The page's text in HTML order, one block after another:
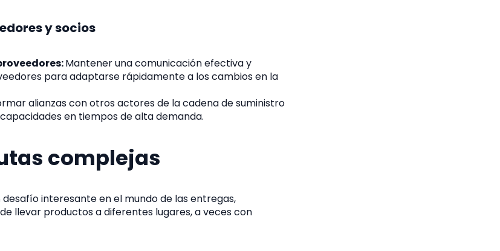
y socios
Mantener una comunicación efectiva y
para adaptarse rápidamente a los cambios en la
alianzas con otros actores de la cadena de suministro
en tiempos de alta demanda.
complejas
interesante en el mundo de las entregas,
llevar productos a diferentes lugares, a veces con